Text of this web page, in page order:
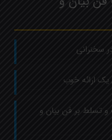
سخنرانی
ارائه خوب
تسلط بر فن بیان و